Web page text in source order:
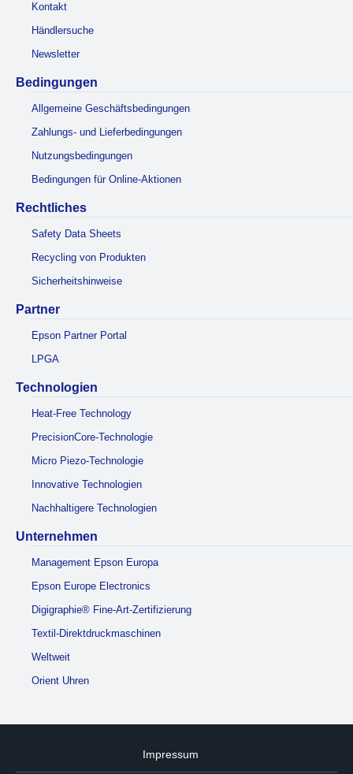
Kontakt
Händlersuche
Newsletter
Bedingungen
Allgemeine Geschäftsbedingungen
Zahlungs- und Lieferbedingungen
Nutzungsbedingungen
Bedingungen für Online-Aktionen
Rechtliches
Safety Data Sheets
Recycling von Produkten
Sicherheitshinweise
Partner
Epson Partner Portal
LPGA
Technologien
Heat-Free Technology
PrecisionCore-Technologie
Micro Piezo-Technologie
Innovative Technologien
Nachhaltigere Technologien
Unternehmen
Management Epson Europa
Epson Europe Electronics
Digigraphie® Fine-Art-Zertifizierung
Textil-Direktdruckmaschinen
Weltweit
Orient Uhren
Impressum